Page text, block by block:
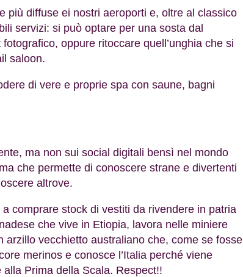
più diffuse ei nostri aeroporti e, oltre al classico
servizi: si può optare per una sosta dal
oppure ritoccare quell’unghia che si
saloon.
di vere e proprie spa con saune, bagni
ma non sui social digitali bensì nel mondo
che permette di conoscere strane e divertenti
altrove.
a comprare stock di vestiti da rivendere in patria
che vive in Etiopia, lavora nelle miniere
vecchietto australiano che, come se fosse
merinos e conosce l’Italia perché viene
Prima della Scala. Respect!!